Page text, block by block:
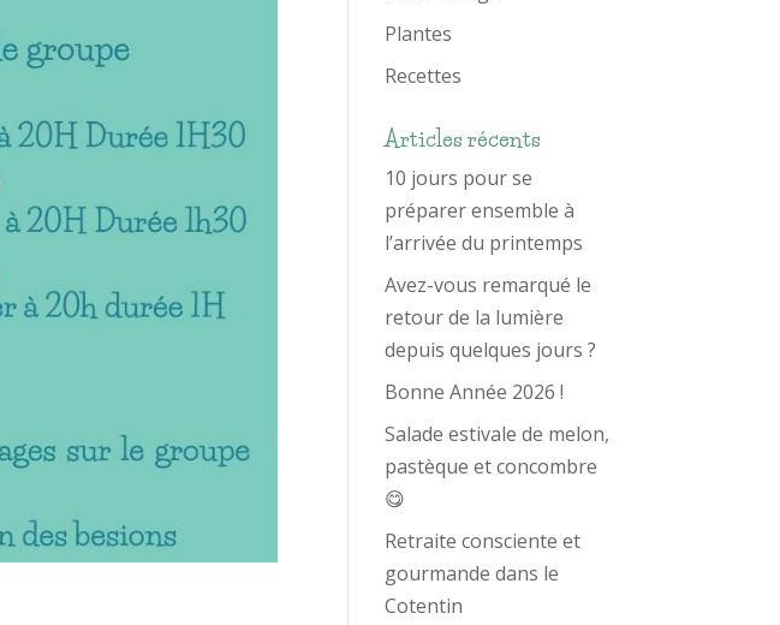
Plantes
Recettes
Articles récents
10 jours pour se
préparer ensemble à
l’arrivée du printemps
Avez-vous remarqué le
retour de la lumière
depuis quelques jours ?
Bonne Année 2026 !
Salade estivale de melon,
pastèque et concombre
😋
Retraite consciente et
gourmande dans le
Cotentin